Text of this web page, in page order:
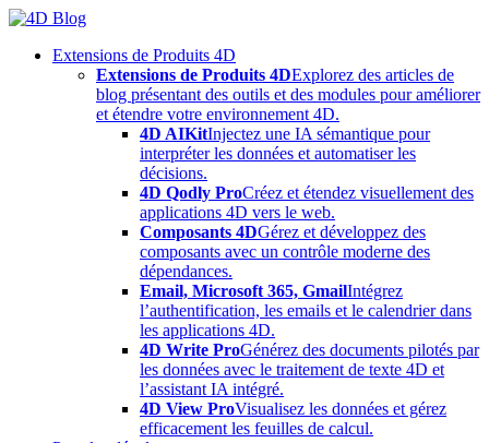
Skip
contentExtensions de Produits 4D
Extensions de Produits 4DExplorez des articles de
blog présentant des outils et des modules pour améliorer
et étendre votre environnement 4D.
4D AIKitInjectez une IA sémantique pour
interpréter les données et automatiser les
décisions.
4D Qodly ProCréez et étendez visuellement des
applications 4D vers le web.
Composants 4DGérez et développez des
composants avec un contrôle moderne des
dépendances.
Email, Microsoft 365, GmailIntégrez
l’authentification, les emails et le calendrier dans
les applications 4D.
4D Write ProGénérez des documents pilotés par
les données avec le traitement de texte 4D et
l’assistant IA intégré.
4D View ProVisualisez les données et gérez
efficacement les feuilles de calcul.